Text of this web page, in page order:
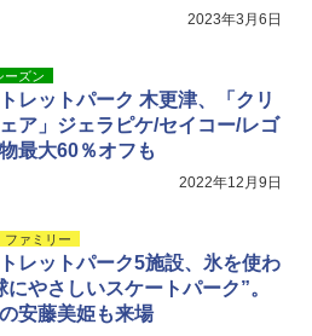
2023年3月6日
ーズン
レットパーク 木更津、「クリ
ア」ジェラピケ/セイコー/レゴ
最大60％オフも
2022年12月9日
ファミリー
レットパーク5施設、氷を使わ
にやさしいスケートパーク”。
安藤美姫も来場